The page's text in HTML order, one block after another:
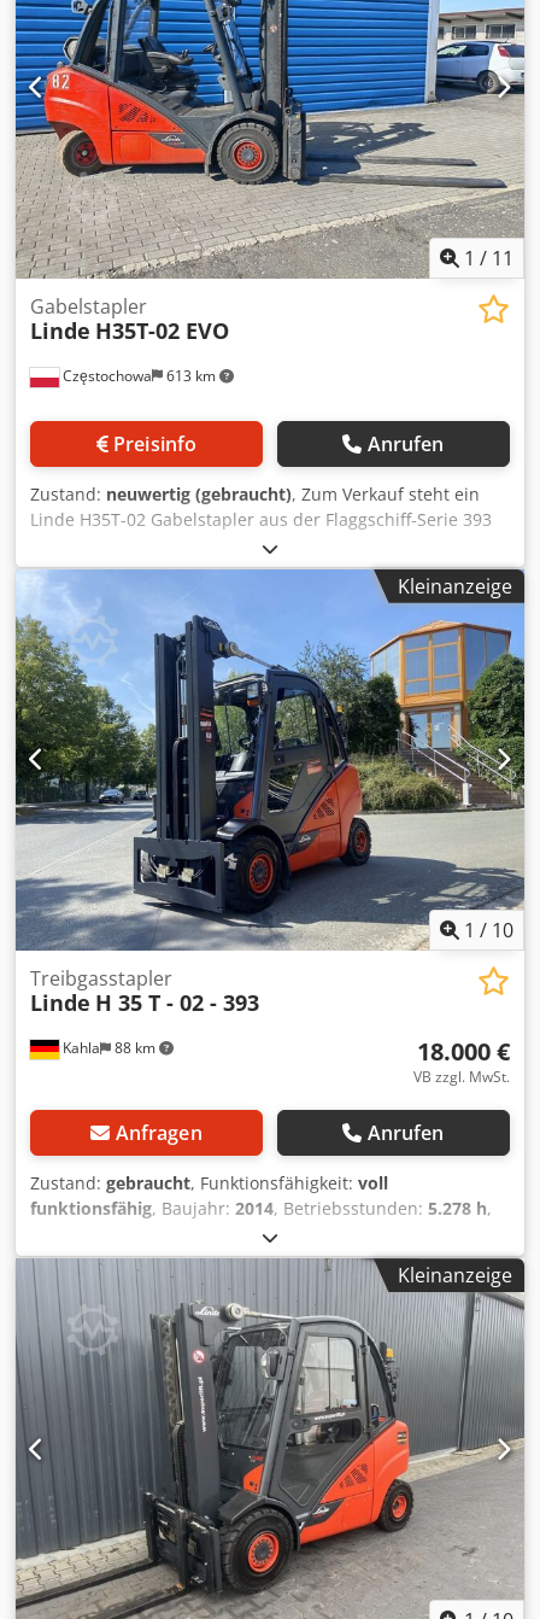
100% Bereifung hinten Typ: Superelastik Bereifung hinten
Zustand: 80 - 100% Beschreibung: Werkstattgeprüft, neue
UVV & Inspektion, neue Lackierung Dkodpfx Aszhp Iwsd Ier
Seitenschieber, Zinkenverstellgerät, 3. Ventil, 4. Ventil,
Arbeitsscheinwerfer hinten, Arbeitsscheinwerfer vorn,
Dachabdeckung, Frontscheibe, Halbkabine, Vollfreihub, CE
Zertifikat,
1 / 11
Częstochowa 613 km
Gabelstapler
Linde H35T-02 EVO
Preisinfo Anrufen
Zustand: neuwertig (gebraucht), Zum Verkauf steht ein
Linde H35T-02 Gabelstapler aus der Flaggschiff-Serie 393
EVO. Das Modell aus dem Jahr 2015 vereint legendäre
Präzision mit modernem Energiemanagementsystem. Der
Stapler ist gepflegt und sofort einsatzbereit. - Tragkraft:
3500 kg - Antrieb: LPG - Baujahr: 2015 - Eigengewicht: 4725
kg - Mast: Duplex - Betriebsstunden: 16887,6 -
Seitenschieber Dkedoy Nadbspfx Ad Ior -
Gabelpositionierer - LED-Arbeitsbeleuchtung
Kleinanzeige
1 / 10
Kahla 88 km
Treibgasstapler
Linde H 35 T - 02 - 393
18.000 €
VB zzgl. MwSt.
Anfragen Anrufen
Zustand: gebraucht, Funktionsfähigkeit: voll
funktionsfähig, Baujahr: 2014, Betriebsstunden: 5.278 h,
, Hubhöhe:5.500 mm
Gas, Masttyp:Triplex, Bauhöhe:2.490 mm, Gabellänge:
1.200 mm
, Antriebsart: Treibgas
, Treibgasstapler ISO
Klasse: ISO Klasse 3 = 2.500 - 4.999 kg Masttyp: Triplex
Dsdpfxjymtw Us Ad Iekr Zustand Technisch: sehr gut
Bereifung vorne Typ: Superelastik Bereifung vorne
Zustand: 80 - 100% Bereifung hinten Typ: Superelastik
Bereifung hinten Zustand: 80 - 100% Beschreibung:
Werkstattgeprüft, neue UVV & Inspektion, neue Lackierung
3. Ventil, 4. Ventil, Arbeitsscheinwerfer hinten,
Arbeitsscheinwerfer vorn, Heizung, Vollkabine, CE
Zertifikat,
Kleinanzeige